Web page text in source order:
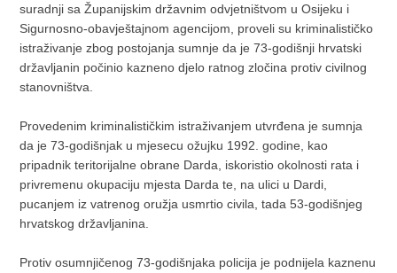
suradnji sa Županijskim državnim odvjetništvom u Osijeku i
Sigurnosno-obavještajnom agencijom, proveli su kriminalističko
istraživanje zbog postojanja sumnje da je 73-godišnji hrvatski
državljanin počinio kazneno djelo ratnog zločina protiv civilnog
stanovništva.
Provedenim kriminalističkim istraživanjem utvrđena je sumnja
da je 73-godišnjak u mjesecu ožujku 1992. godine, kao
pripadnik teritorijalne obrane Darda, iskoristio okolnosti rata i
privremenu okupaciju mjesta Darda te, na ulici u Dardi,
pucanjem iz vatrenog oružja usmrtio civila, tada 53-godišnjeg
hrvatskog državljanina.
Protiv osumnjičenog 73-godišnjaka policija je podnijela kaznenu